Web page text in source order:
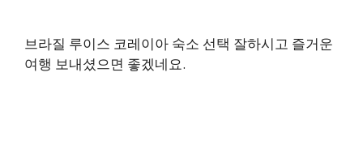
브라질 루이스 코레이아 숙소 선택 잘하시고 즐거운
여행 보내셨으면 좋겠네요.